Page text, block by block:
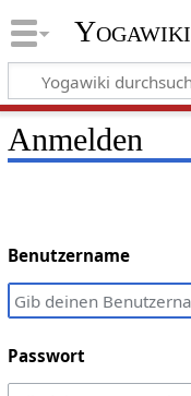
Yogawiki
Anmelden
Benutzername
Passwort